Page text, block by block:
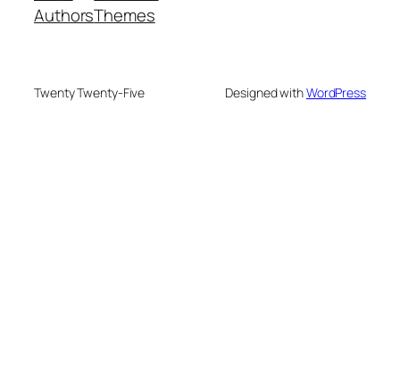
AuthorsThemes
Twenty Twenty-Five Designed withWordPress